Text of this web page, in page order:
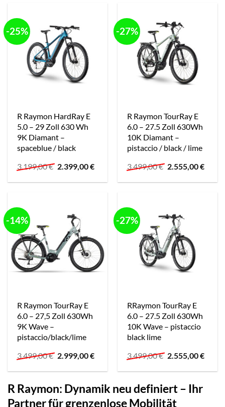
-25%
R Raymon HardRay E
5.0 – 29 Zoll 630 Wh
9K Diamant –
spaceblue / black
3.199,00€ Ursprünglicher
war:
2.399,00€Aktueller
ist:
-27%
R Raymon TourRay E
6.0 – 27.5 Zoll 630Wh
10K Diamant –
pistaccio / black / lime
3.499,00€ Ursprünglicher
war:
2.555,00€
ist:
-14%
R Raymon TourRay E
6.0 – 27,5 Zoll 630Wh
9K Wave –
pistaccio/black/lime
3.499,00€ Ursprünglicher
war:
2.999,00€Aktueller
ist:
-27%
RRaymon TourRay E
6.0 – 27.5 Zoll 630Wh
10K Wave – pistaccio
black lime
3.499,00€ Ursprünglicher
war:
2.555,00€
ist:
R Raymon: Dynamik neu definiert – Ihr
Partner für grenzenlose Mobilität